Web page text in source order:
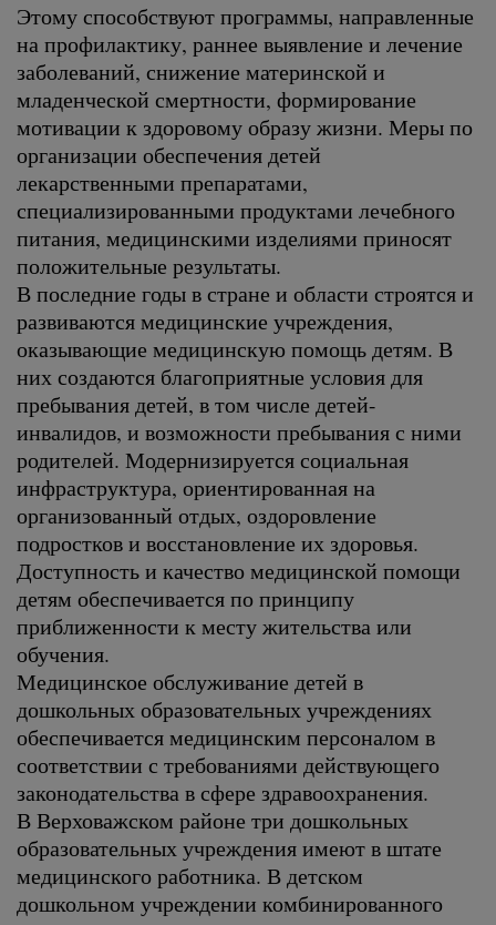
Этому способствуют программы, направленные
на профилактику, раннее выявление и лечение
заболеваний, снижение материнской и
младенческой смертности, формирование
мотивации к здоровому образу жизни. Меры по
организации обеспечения детей
лекарственными препаратами,
специализированными продуктами лечебного
питания, медицинскими изделиями приносят
положительные результаты.
В последние годы в стране и области строятся и
развиваются медицинские учреждения,
оказывающие медицинскую помощь детям. В
них создаются благоприятные условия для
пребывания детей, в том числе детей-
инвалидов, и возможности пребывания с ними
родителей. Модернизируется социальная
инфраструктура, ориентированная на
организованный отдых, оздоровление
подростков и восстановление их здоровья.
Доступность и качество медицинской помощи
детям обеспечивается по принципу
приближенности к месту жительства или
обучения.
Медицинское обслуживание детей в
дошкольных образовательных учреждениях
обеспечивается медицинским персоналом в
соответствии с требованиями действующего
законодательства в сфере здравоохранения.
В Верховажском районе три дошкольных
образовательных учреждения имеют в штате
медицинского работника. В детском
дошкольном учреждении комбинированного